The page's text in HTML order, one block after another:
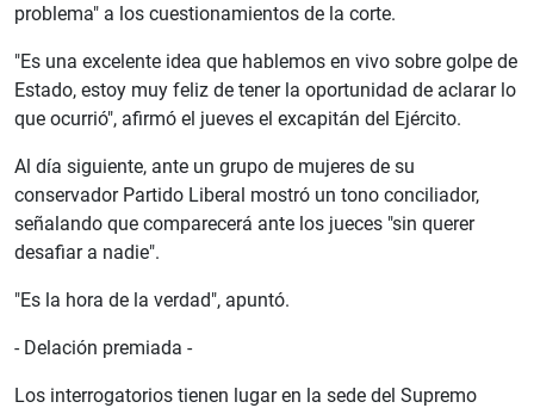
problema" a los cuestionamientos de la corte.
"Es una excelente idea que hablemos en vivo sobre golpe de
Estado, estoy muy feliz de tener la oportunidad de aclarar lo
que ocurrió", afirmó el jueves el excapitán del Ejército.
Al día siguiente, ante un grupo de mujeres de su
conservador Partido Liberal mostró un tono conciliador,
señalando que comparecerá ante los jueces "sin querer
desafiar a nadie".
"Es la hora de la verdad", apuntó.
- Delación premiada -
Los interrogatorios tienen lugar en la sede del Supremo